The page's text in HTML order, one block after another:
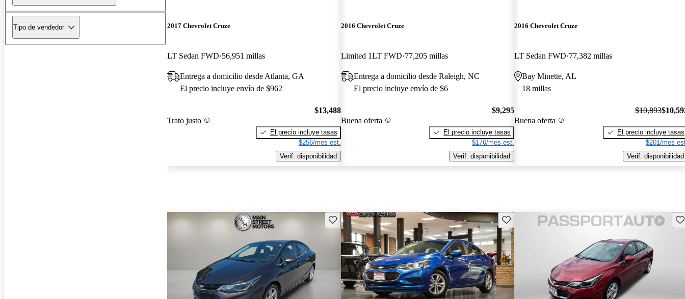
Tipo de vendedor 2017 Chevrolet Cruze
LT Sedan FWD 56,951 millas
Entrega a domicilio desde Atlanta, GA
El precio incluye envío de $962
Trato justo
$13,488
El precio incluye tasas
$256/mes est.
Verif. disponibilidad
2016 Chevrolet Cruze
Limited 1LT FWD 77,205 millas
Entrega a domicilio desde Raleigh, NC
El precio incluye envío de $6
Buena oferta
$9,295
El precio incluye tasas
$176/mes est.
Verif. disponibilidad
2016 Chevrolet Cruze
LT Sedan FWD 77,382 millas
Bay Minette, AL
18 millas
Buena oferta
$10,893
El precio incluye tasas
$201/mes
Verif. disponibilidad
Guarda este Aviso Guarda este Aviso